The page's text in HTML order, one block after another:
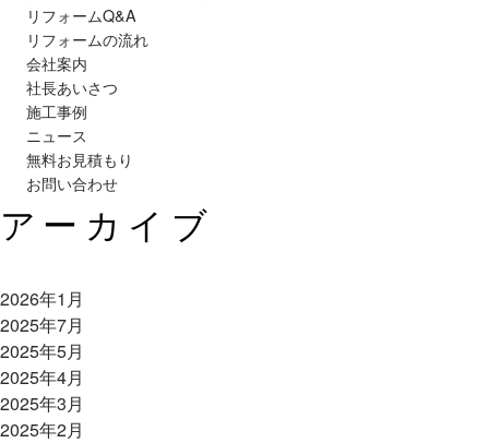
リフォームQ&A
リフォームの流れ
会社案内
社長あいさつ
施工事例
ニュース
無料お見積もり
お問い合わせ
アーカイブ
2026年1月
2025年7月
2025年5月
2025年4月
2025年3月
2025年2月